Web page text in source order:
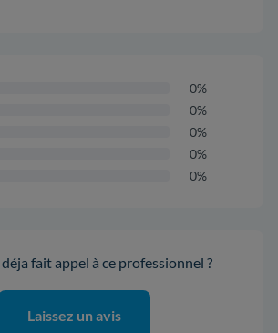
0%
0%
0%
0%
0%
fait appel à ce professionnel ?
Laissez un avis